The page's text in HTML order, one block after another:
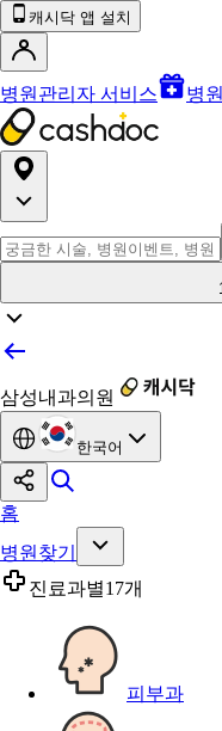
캐시닥 앱 설치
병원관리자 서비스 병
삼성내과의원
한국어
홈
병원찾기
진료과별17개
피부과